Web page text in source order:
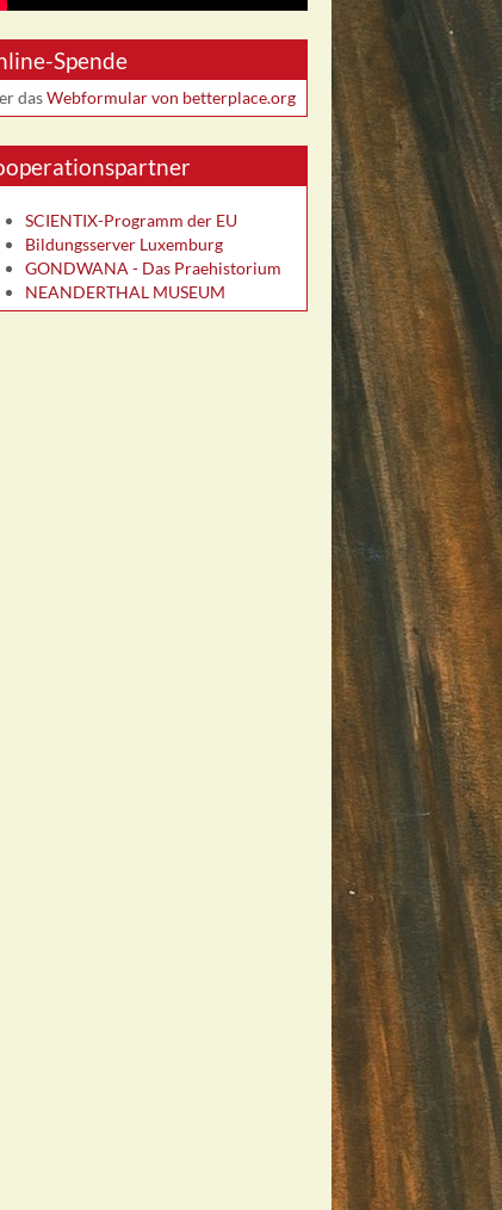
Spende
dasWebformular von betterplace.org
SCIENTIX-Programm der EU
Bildungsserver Luxemburg
GONDWANA - Das Praehistorium
NEANDERTHAL MUSEUM